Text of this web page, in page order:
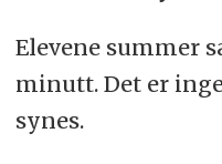
Elevene summer
minutt. Det er
synes.